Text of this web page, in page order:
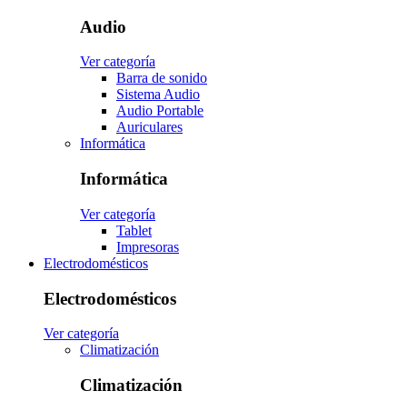
Audio
Ver categoría
Barra de sonido
Sistema Audio
Audio Portable
Auriculares
Informática
Informática
Ver categoría
Tablet
Impresoras
Electrodomésticos
Electrodomésticos
Ver categoría
Climatización
Climatización